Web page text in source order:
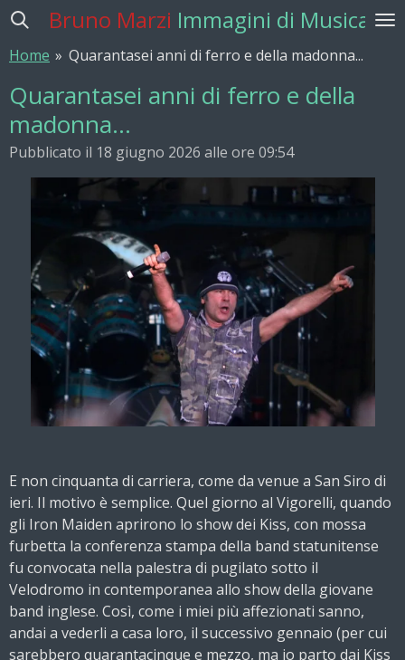
Vai
contenuto
Bruno Marzi Immagini di Musica
Home » Quarantasei anni di ferro e della madonna...
Quarantasei anni di ferro e della
madonna...
Pubblicato il 18 giugno 2026 alle ore 09:54
E non cinquanta di carriera, come da venue a San Siro di
ieri. Il motivo è semplice. Quel giorno al Vigorelli, quando
gli Iron Maiden aprirono lo show dei Kiss, con mossa
furbetta la conferenza stampa della band statunitense
fu convocata nella palestra di pugilato sotto il
Velodromo in contemporanea allo show della giovane
band inglese. Così, come i miei più affezionati sanno,
andai a vederli a casa loro, il successivo gennaio (per cui
sarebbero quarantacinque e mezzo, ma io parto dai Kiss